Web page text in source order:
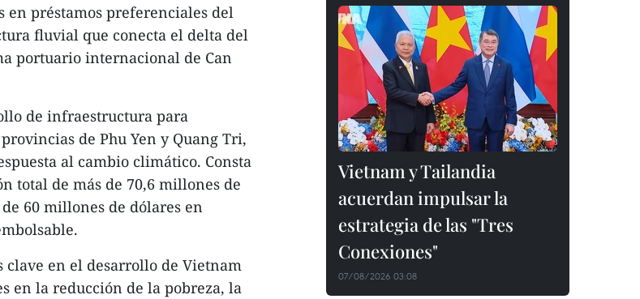
en préstamos preferenciales del
fluvial que conecta el delta del
portuario internacional de Can
de infraestructura para
de Phu Yen y Quang Tri,
al cambio climático. Consta
total de más de 70,6 millones de
60 millones de dólares en
clave en el desarrollo de Vietnam
en la reducción de la pobreza, la
Vietnam y Tailandia
acuerdan impulsar la
estrategia de las "Tres
Conexiones"
07/08/2026 03:08